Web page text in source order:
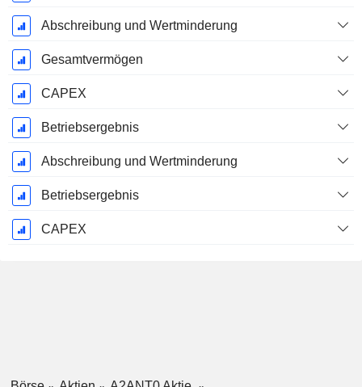
Abschreibung und Wertminderung
Gesamtvermögen
CAPEX
Betriebsergebnis
Abschreibung und Wertminderung
Betriebsergebnis
CAPEX